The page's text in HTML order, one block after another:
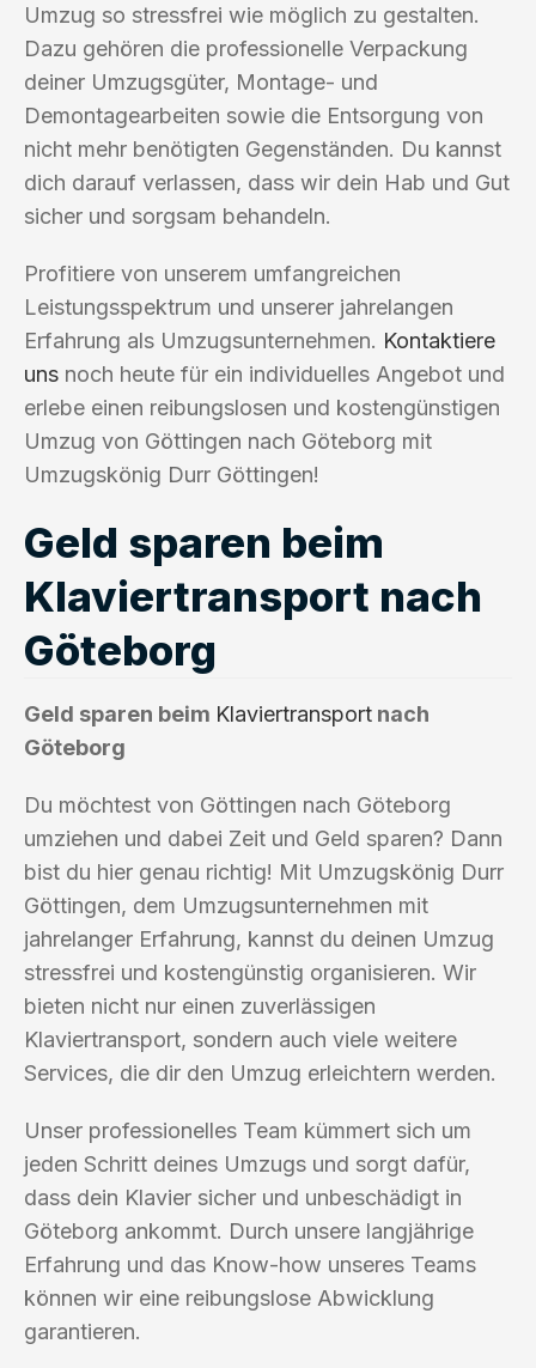
Umzug so stressfrei wie möglich zu gestalten.
Dazu gehören die professionelle Verpackung
deiner Umzugsgüter, Montage- und
Demontagearbeiten sowie die Entsorgung von
nicht mehr benötigten Gegenständen. Du kannst
dich darauf verlassen, dass wir dein Hab und Gut
sicher und sorgsam behandeln.
Profitiere von unserem umfangreichen
Leistungsspektrum und unserer jahrelangen
Erfahrung als Umzugsunternehmen. Kontaktiere
uns noch heute für ein individuelles Angebot und
erlebe einen reibungslosen und kostengünstigen
Umzug von Göttingen nach Göteborg mit
Umzugskönig Durr Göttingen!
Geld sparen beim
Klaviertransport nach
Göteborg
Geld sparen beim Klaviertransport nach
Göteborg
Du möchtest von Göttingen nach Göteborg
umziehen und dabei Zeit und Geld sparen? Dann
bist du hier genau richtig! Mit Umzugskönig Durr
Göttingen, dem Umzugsunternehmen mit
jahrelanger Erfahrung, kannst du deinen Umzug
stressfrei und kostengünstig organisieren. Wir
bieten nicht nur einen zuverlässigen
Klaviertransport, sondern auch viele weitere
Services, die dir den Umzug erleichtern werden.
Unser professionelles Team kümmert sich um
jeden Schritt deines Umzugs und sorgt dafür,
dass dein Klavier sicher und unbeschädigt in
Göteborg ankommt. Durch unsere langjährige
Erfahrung und das Know-how unseres Teams
können wir eine reibungslose Abwicklung
garantieren.